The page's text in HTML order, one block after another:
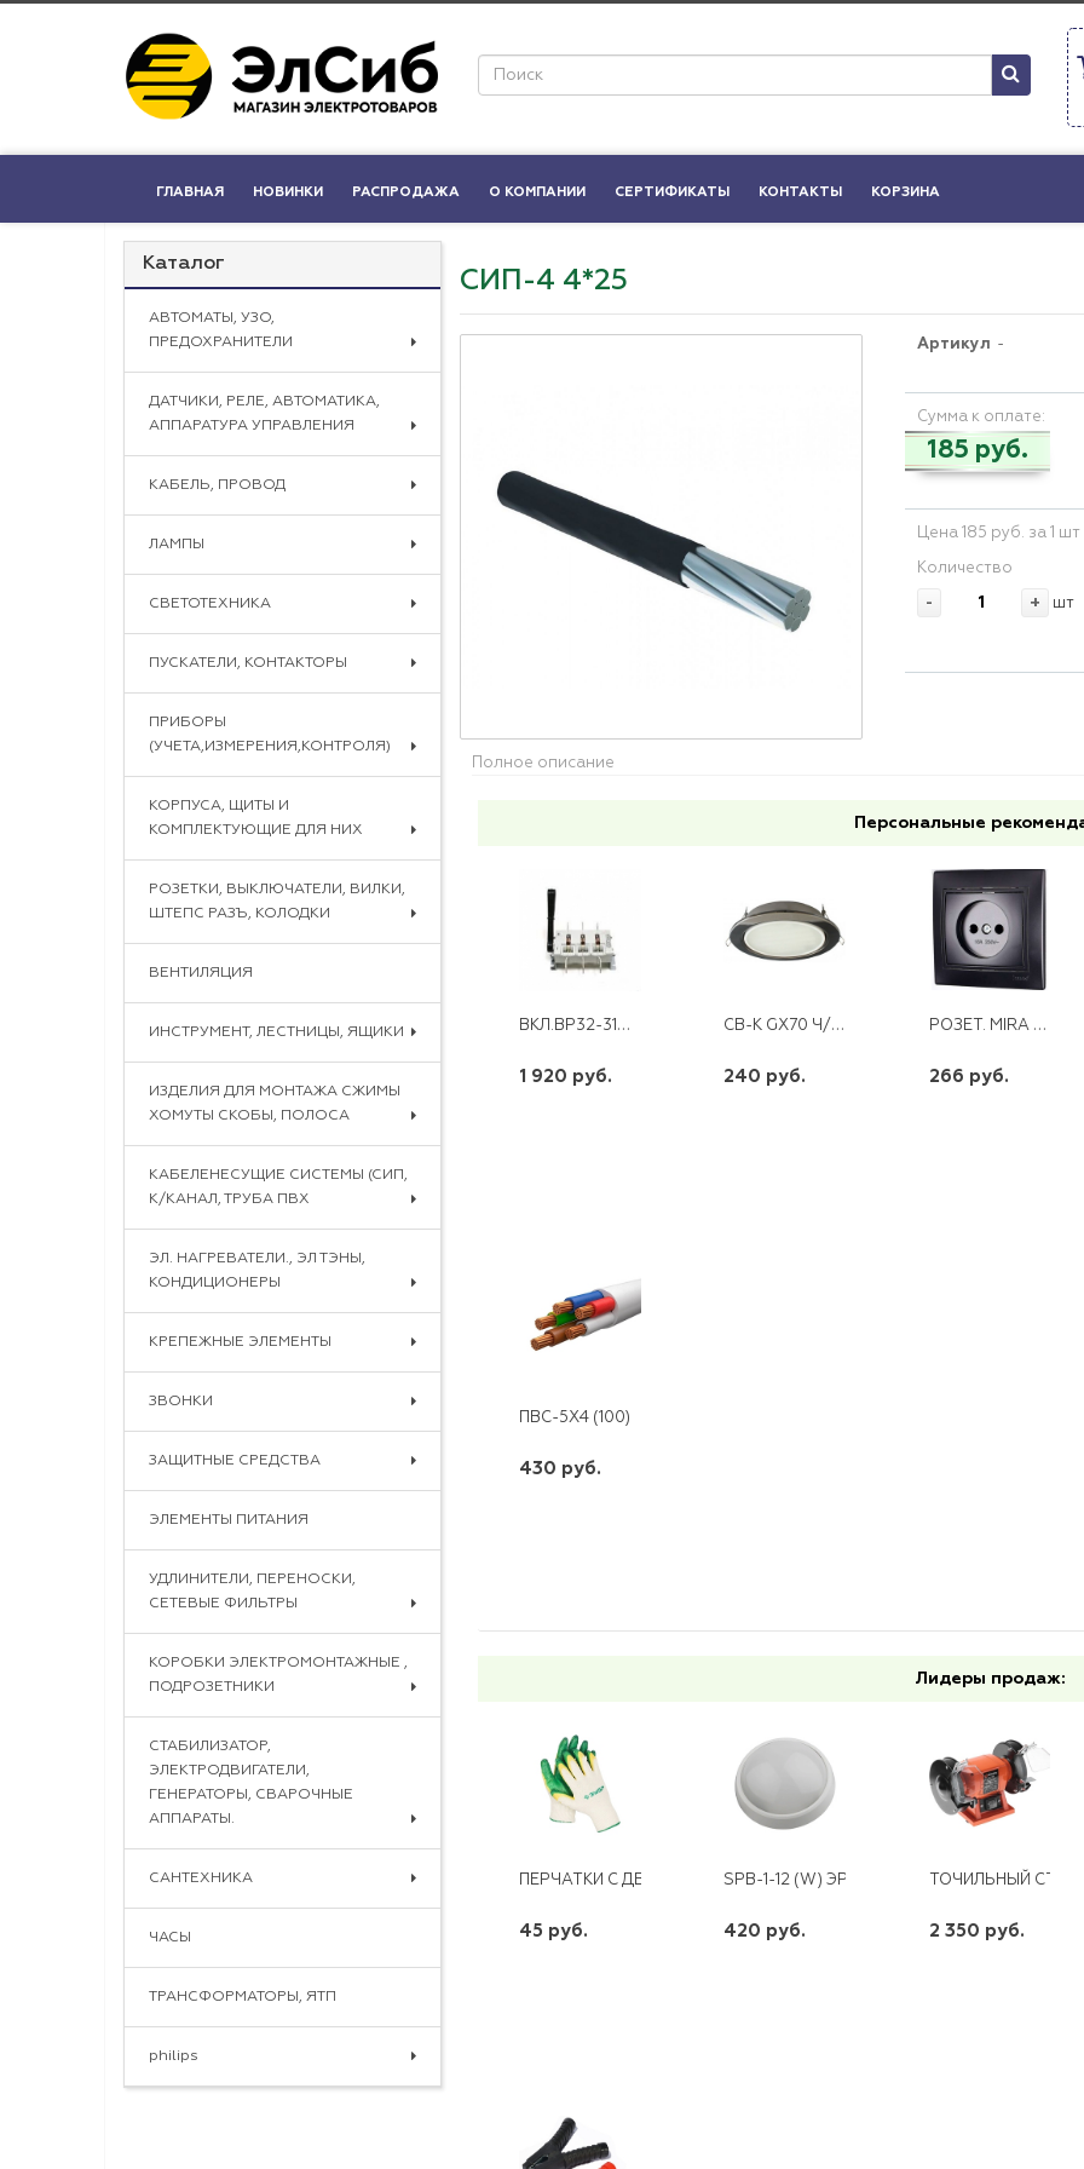
ГЛАВНАЯ НОВИНКИ РАСПРОДАЖА О КОМПАНИИ СЕРТИФИКАТЫ КОНТАКТЫ КОРЗИНА
Каталог
АВТОМАТЫ, УЗО,
ПРЕДОХРАНИТЕЛИ
ДАТЧИКИ, РЕЛЕ, АВТОМАТИКА,
АППАРАТУРА УПРАВЛЕНИЯ
КАБЕЛЬ, ПРОВОД
ЛАМПЫ
СВЕТОТЕХНИКА
ПУСКАТЕЛИ, КОНТАКТОРЫ
ПРИБОРЫ
(УЧЕТА,ИЗМЕРЕНИЯ,КОНТРОЛЯ)
КОРПУСА, ЩИТЫ И
КОМПЛЕКТУЮЩИЕ ДЛЯ НИХ
РОЗЕТКИ, ВЫКЛЮЧАТЕЛИ, ВИЛКИ,
ШТЕПС РАЗЪ, КОЛОДКИ
ВЕНТИЛЯЦИЯ
ИНСТРУМЕНТ, ЛЕСТНИЦЫ, ЯЩИКИ
ИЗДЕЛИЯ ДЛЯ МОНТАЖА СЖИМЫ
ХОМУТЫ СКОБЫ, ПОЛОСА
КАБЕЛЕНЕСУЩИЕ СИСТЕМЫ (СИП,
К/КАНАЛ, ТРУБА ПВХ
ЭЛ. НАГРЕВАТЕЛИ., ЭЛ ТЭНЫ,
КОНДИЦИОНЕРЫ
КРЕПЕЖНЫЕ ЭЛЕМЕНТЫ
ЗВОНКИ
ЗАЩИТНЫЕ СРЕДСТВА
ЭЛЕМЕНТЫ ПИТАНИЯ
УДЛИНИТЕЛИ, ПЕРЕНОСКИ,
СЕТЕВЫЕ ФИЛЬТРЫ
КОРОБКИ ЭЛЕКТРОМОНТАЖНЫЕ ,
ПОДРОЗЕТНИКИ
СТАБИЛИЗАТОР,
ЭЛЕКТРОДВИГАТЕЛИ,
ГЕНЕРАТОРЫ, СВАРОЧНЫЕ
АППАРАТЫ.
САНТЕХНИКА
ЧАСЫ
ТРАНСФОРМАТОРЫ, ЯТП
philips
СИП-4 4*25
Артикул -
Сумма к оплате:
185 руб.
Цена 185 руб. за 1 шт
Количество
- + шт
Полное описание
Персональные
ВКЛ.ВР32-31А 70220-00 100А (ПЕР)*
1 920 руб.
CВ-К GX70 Ч/ХРОМ ЭКОЛА
240 руб.
РОЗЕТ. MIRA Б/З КЕРАМ. ЧЕРНЫЙ БАРХАТ С ВСТАВК.(10/120)
266 руб.
ПВС-5Х4 (100)
430 руб.
Лидеры продаж:
ПЕРЧАТКИ С ДВОЙНЫМ ЛАТЕКСНЫМ ОБЛИВОМ L-XL ЗУБР
45 руб.
SPB-1-12 (W) ЭРА СВЕТОДИОДНЫЙ СВ-К
420 руб.
ТОЧИЛЬНЫЙ
2 350 руб.